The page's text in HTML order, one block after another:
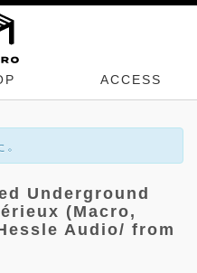
ACCESS
Underground
(Macro,
Audio/ from